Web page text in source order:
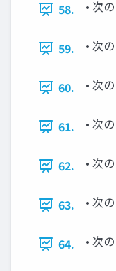
58. • 次
59. • 次
60. • 次
61. • 次
62. • 次
63. • 次
64. • 次